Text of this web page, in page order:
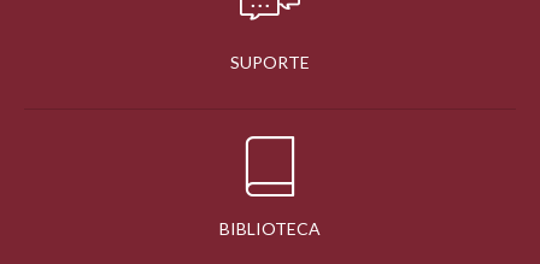
SUPORTE
BIBLIOTECA